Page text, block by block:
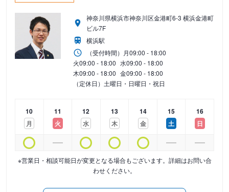
神奈川県横浜市神奈川区金港町6-3 横浜金港町
ビル7F
横浜駅
（受付時間） 月09:00 - 18:00
火09:00 - 18:00 水09:00 - 18:00
木09:00 - 18:00 金09:00 - 18:00
（定休日）土曜日・日曜日・祝日
10
月
11
火
12
水
13
木
14
金
15
土
16
日
※営業日・相談可能日が変更となる場合もございます。詳細はお問い合
わせください。